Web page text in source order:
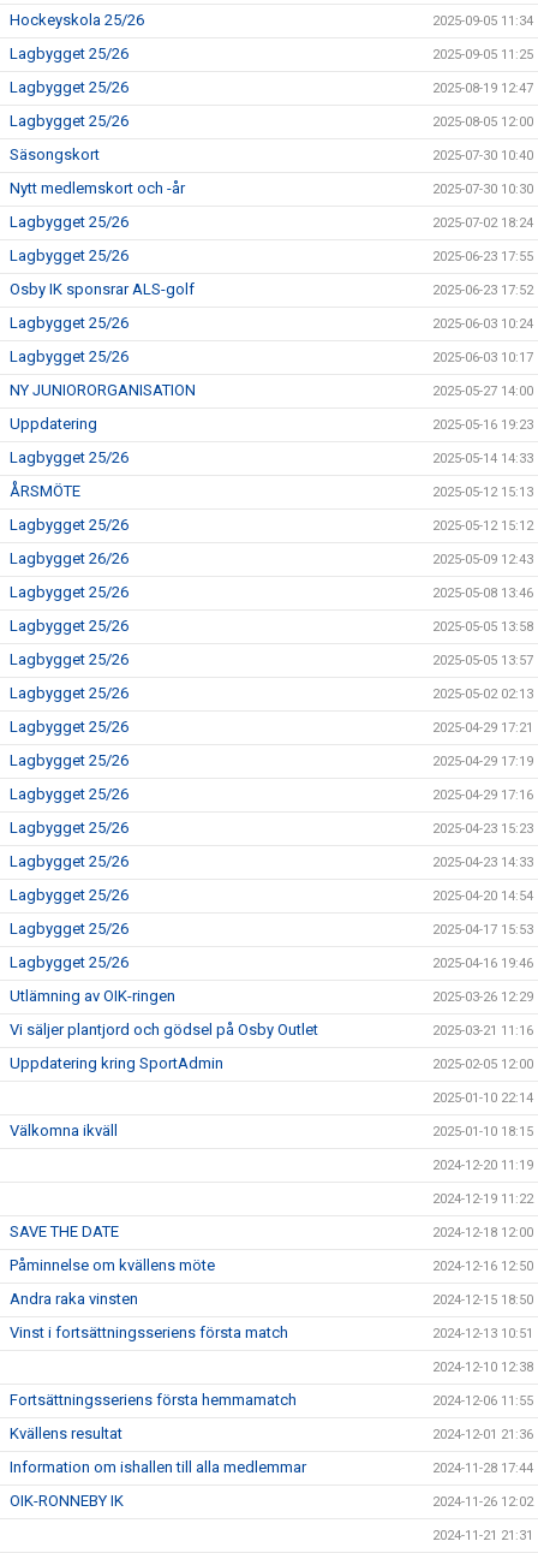
Hockeyskola 25/26 2025-09-05 11:34
Lagbygget 25/26 2025-09-05 11:25
Lagbygget 25/26 2025-08-19 12:47
Lagbygget 25/26 2025-08-05 12:00
Säsongskort 2025-07-30 10:40
Nytt medlemskort och -år 2025-07-30 10:30
Lagbygget 25/26 2025-07-02 18:24
Lagbygget 25/26 2025-06-23 17:55
Osby IK sponsrar ALS-golf 2025-06-23 17:52
Lagbygget 25/26 2025-06-03 10:24
Lagbygget 25/26 2025-06-03 10:17
NY JUNIORORGANISATION 2025-05-27 14:00
Uppdatering 2025-05-16 19:23
Lagbygget 25/26 2025-05-14 14:33
ÅRSMÖTE 2025-05-12 15:13
Lagbygget 25/26 2025-05-12 15:12
Lagbygget 26/26 2025-05-09 12:43
Lagbygget 25/26 2025-05-08 13:46
Lagbygget 25/26 2025-05-05 13:58
Lagbygget 25/26 2025-05-05 13:57
Lagbygget 25/26 2025-05-02 02:13
Lagbygget 25/26 2025-04-29 17:21
Lagbygget 25/26 2025-04-29 17:19
Lagbygget 25/26 2025-04-29 17:16
Lagbygget 25/26 2025-04-23 15:23
Lagbygget 25/26 2025-04-23 14:33
Lagbygget 25/26 2025-04-20 14:54
Lagbygget 25/26 2025-04-17 15:53
Lagbygget 25/26 2025-04-16 19:46
Utlämning av OIK-ringen 2025-03-26 12:29
Vi säljer plantjord och gödsel på Osby Outlet 2025-03-21 11:16
Uppdatering kring SportAdmin 2025-02-05 12:00
2025-01-10 22:14
Välkomna ikväll 2025-01-10 18:15
2024-12-20 11:19
2024-12-19 11:22
SAVE THE DATE 2024-12-18 12:00
Påminnelse om kvällens möte 2024-12-16 12:50
Andra raka vinsten 2024-12-15 18:50
Vinst i fortsättningsseriens första match 2024-12-13 10:51
2024-12-10 12:38
Fortsättningsseriens första hemmamatch 2024-12-06 11:55
Kvällens resultat 2024-12-01 21:36
Information om ishallen till alla medlemmar 2024-11-28 17:44
OIK-RONNEBY IK 2024-11-26 12:02
2024-11-21 21:31